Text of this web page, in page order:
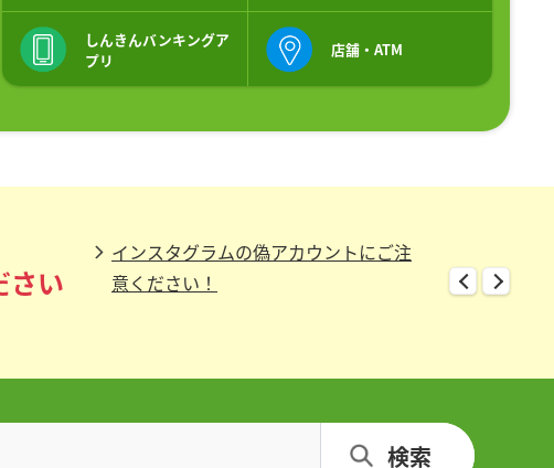
しんきんバンキングア
プリ
店舗・ATM
オンラインカジノを利用した賭博は犯
罪です！
カスタマーハラスメ
さい
電話」
インスタグラムの偽アカウントにご注
意ください！
にご注意く